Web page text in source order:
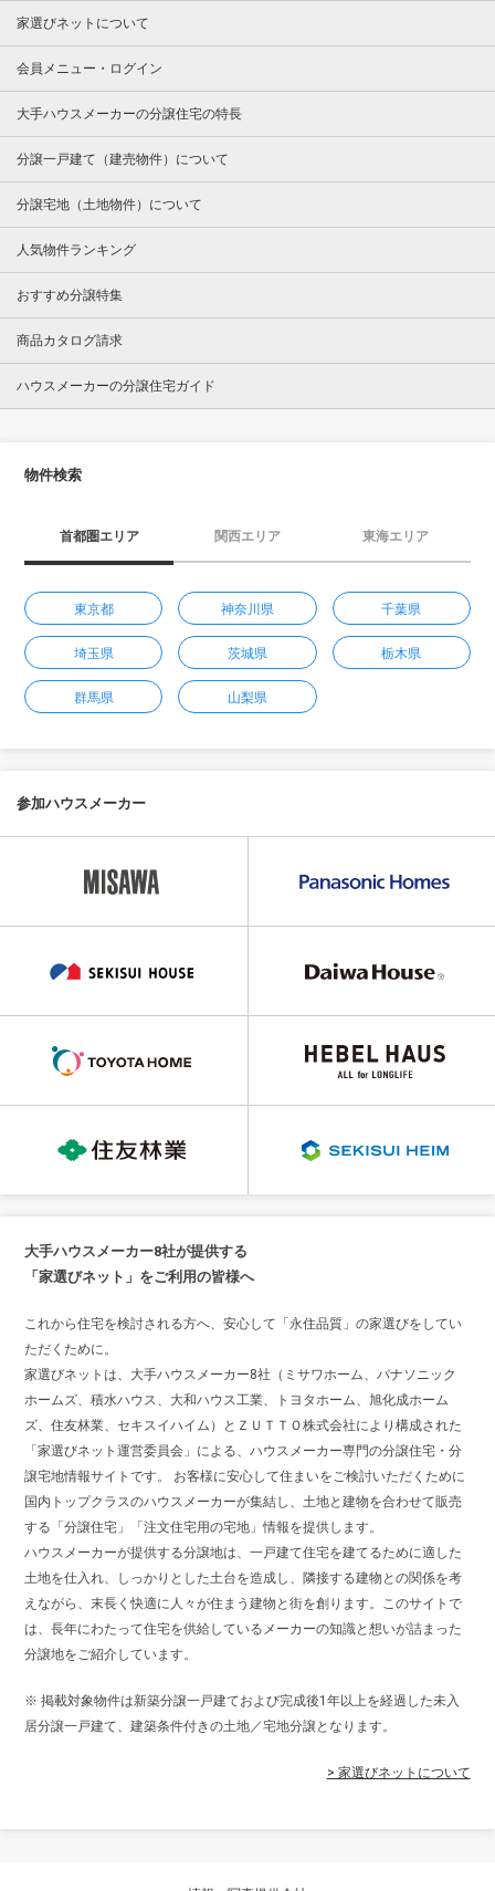
家選びネットについて
会員メニュー・ログイン
大手ハウスメーカーの分譲住宅の特長
分譲一戸建て（建売物件）について
分譲宅地（土地物件）について
人気物件ランキング
おすすめ分譲特集
商品カタログ請求
ハウスメーカーの分譲住宅ガイド
物件検索
首都圏エリア 関西エリア 東海エリア
東京都 神奈川県 千葉県
埼玉県 茨城県 栃木県
群馬県 山梨県
参加ハウスメーカー
大手ハウスメーカー8社が提供する
「家選びネット」をご利用の皆様へ
これから住宅を検討される方へ、安心して「永住品質」の家選びをしてい
ただくために。
家選びネットは、大手ハウスメーカー8社（ミサワホーム、パナソニック
ホームズ、積水ハウス、大和ハウス工業、トヨタホーム、旭化成ホーム
ズ、住友林業、セキスイハイム）とＺＵＴＴＯ株式会社により構成された
「家選びネット運営委員会」による、ハウスメーカー専門の分譲住宅・分
譲宅地情報サイトです。 お客様に安心して住まいをご検討いただくために
国内トップクラスのハウスメーカーが集結し、土地と建物を合わせて販売
する「分譲住宅」「注文住宅用の宅地」情報を提供します。
ハウスメーカーが提供する分譲地は、一戸建て住宅を建てるために適した
土地を仕入れ、しっかりとした土台を造成し、隣接する建物との関係を考
えながら、末長く快適に人々が住まう建物と街を創ります。このサイトで
は、長年にわたって住宅を供給しているメーカーの知識と想いが詰まった
分譲地をご紹介しています。
※ 掲載対象物件は新築分譲一戸建ておよび完成後1年以上を経過した未入
居分譲一戸建て、建築条件付きの土地／宅地分譲となります。
> 家選びネットについて